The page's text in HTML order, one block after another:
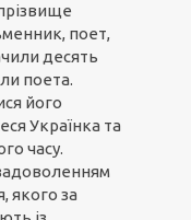
поет,
десять
поета.
його
Українка та
часу.
якого за